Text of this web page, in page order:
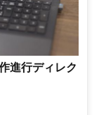
進行ディレク